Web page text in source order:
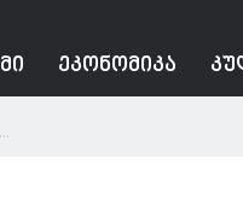
ᲔᲙᲝᲜᲝᲛᲘᲙᲐ